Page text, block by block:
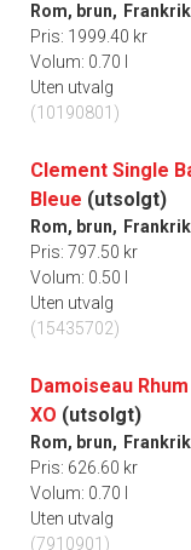
Rom, brun,
Pris: 1999.40 kr
Volum: 0.70 l
Uten utvalg
(10190801)
Clement Single
Bleue (utsolgt)
Rom, brun,
Pris: 797.50 kr
Volum: 0.50 l
Uten utvalg
(15435702)
Damoiseau
XO (utsolgt)
Rom, brun,
Pris: 626.60 kr
Volum: 0.70 l
Uten utvalg
(7910901)